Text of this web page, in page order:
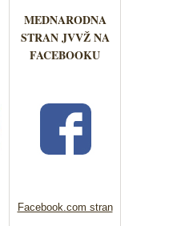
MEDNARODNA
STRAN JVVŽ NA
FACEBOOKU
Facebook.com stran